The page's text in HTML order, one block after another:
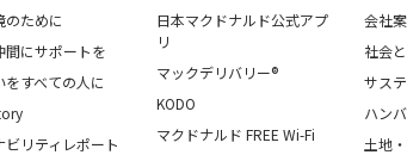
のために
間にサポートを
をすべての人に
ビリティレポート
日本マクドナルド公式アプ
リ
マックデリバリー®
KODO
マクドナルド FREE Wi-Fi
会社
社会
サス
ハン
土地